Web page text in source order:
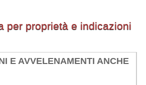
proprietà e indicazioni
E AVVELENAMENTI ANCHE